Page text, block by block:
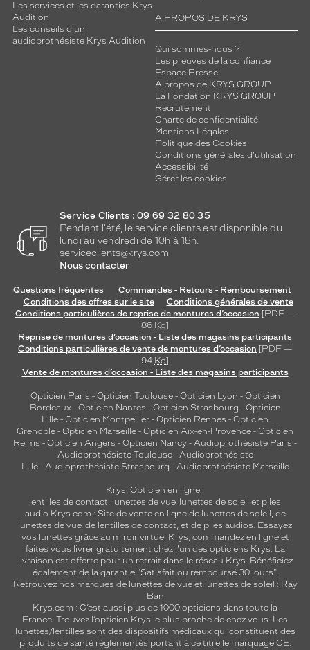
Les services et les garanties Krys
Audition
Les conseils d'un
audioprothésiste Krys Audition
A PROPOS DE KRYS
Qui sommes-nous ?
Les preuves de la confiance
Espace Presse
A propos de KRYS GROUP
La Fondation KRYS GROUP
Recrutement
Charte de confidentialité
Mentions Légales
Politique des Cookies
Conditions générales d'utilisation
Accessibilité
Gérer les cookies
Service Clients : 09 69 32 80 35
Pendant l'été, le service clients est disponible du
lundi au vendredi de 10h à 18h.
serviceclients@krys.com
Nous contacter
Questions fréquentes
Commandes - Retours - Remboursement
Conditions des offres sur le site
Conditions générales de vente
Conditions particulières de reprise de montures d’occasion [PDF —
86 Ko]
Reprise de montures d’occasion - Liste des magasins participants
Conditions particulières de vente de montures d’occasion [PDF —
94 Ko]
Vente de montures d’occasion - Liste des magasins participants
Opticien Paris - Opticien Toulouse- Opticien Lyon - Opticien
Bordeaux- Opticien Nantes - Opticien Strasbourg - Opticien
Lille - Opticien Montpellier - Opticien Rennes - Opticien
Grenoble - Opticien Marseille - Opticien Aix-en-Provence - Opticien
Reims - Opticien Angers - Opticien Nancy - Audioprothésiste Paris -
Audioprothésiste Toulouse- Audioprothésiste
Lille- Audioprothésiste Strasbourg - Audioprothésiste Marseille
Krys, Opticien en ligne :
lentilles de contact, lunettes de vue, lunettes de soleil et piles
audio Krys.com : Site de vente en ligne de lunettes de soleil, de
lunettes de vue, de lentilles de contact, et de piles audios. Essayez
vos lunettes grâce au miroir virtuel Krys, commandez en ligne et
faites vous livrer gratuitement chez l'un des opticiens Krys. La
livraison est offerte pour un retrait dans le réseau Krys. Bénéficiez
également de la garantie "Satisfait ou remboursé 30 jours".
Retrouvez nos marques de lunettes de vue et lunettes de soleil : Ray
Ban
Krys.com : C’est aussi plus de 1000 opticiens dans toute la
France. Trouvez l’opticien Krys le plus proche de chez vous. Les
lunettes/lentilles sont des dispositifs médicaux qui constituent des
produits de santé réglementés portant à ce titre le marquage CE.